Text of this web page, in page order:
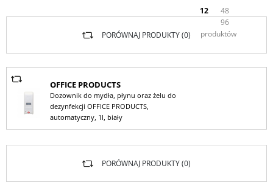
12
48
96
produktów
PORÓWNAJ PRODUKTY (0)
OFFICE PRODUCTS
Dozownik do mydła, płynu oraz żelu do
dezynfekcji OFFICE PRODUCTS,
automatyczny, 1l, biały
PORÓWNAJ PRODUKTY (0)